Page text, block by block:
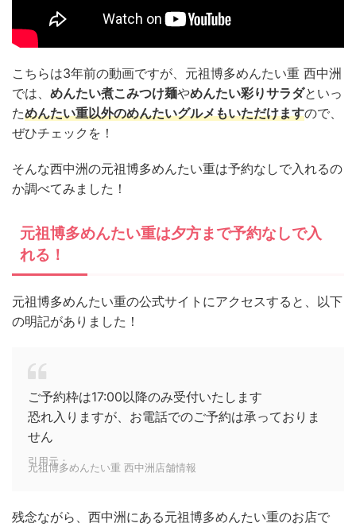
こちらは3年前の動画ですが、元祖博多めんたい重 西中洲
では、 めんたい煮こみつけ麺やめんたい彩りサラダといっ
ためんたい重以外のめんたいグルメもいただけますので、
ぜひチェックを！
そんな西中洲の元祖博多めんたい重は予約なしで入れるの
か調べてみました！
元祖博多めんたい重は夕方まで予約なしで入
れる！
元祖博多めんたい重の公式サイトにアクセスすると、以下
の明記がありました！
ご予約枠は17:00以降のみ受付いたします
恐れ入りますが、お電話でのご予約は承っておりま
せん
引用元：
元祖博多めんたい重 西中洲店舗情報
残念ながら、西中洲にある元祖博多めんたい重のお店で